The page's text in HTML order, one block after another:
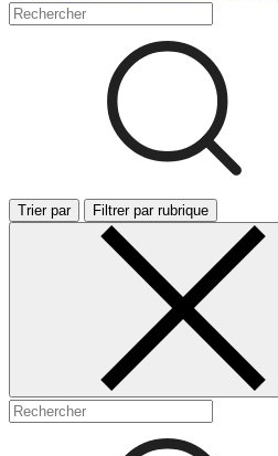
Trier par Filtrer par rubrique